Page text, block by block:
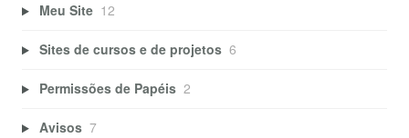
Meu Site 12
Sites de cursos e de projetos 6
Permissões de Papéis 2
Avisos 7